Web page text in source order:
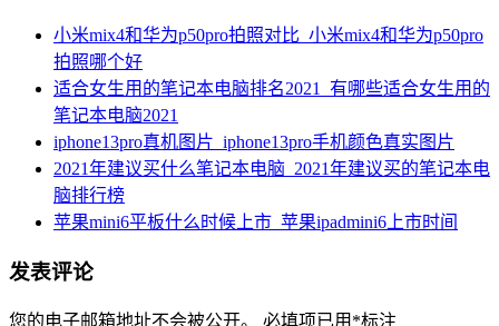
小米mix4和华为p50pro拍照对比_小米mix4和华为p50pro
拍照哪个好
适合女生用的笔记本电脑排名2021_有哪些适合女生用的
笔记本电脑2021
iphone13pro真机图片_iphone13pro手机颜色真实图片
2021年建议买什么笔记本电脑_2021年建议买的笔记本电
脑排行榜
苹果mini6平板什么时候上市_苹果ipadmini6上市时间
发表评论
您的电子邮箱地址不会被公开。 必填项已用 *标注